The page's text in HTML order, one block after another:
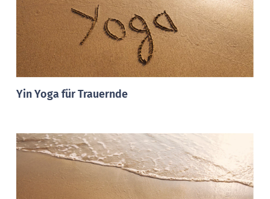
Yin Yoga für Trauernde